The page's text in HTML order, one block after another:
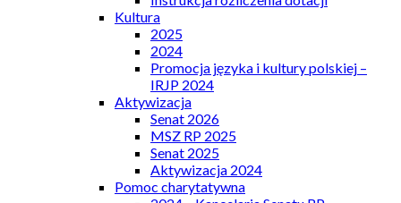
Kultura
2025
2024
Promocja języka i kultury polskiej –
IRJP 2024
Aktywizacja
Senat 2026
MSZ RP 2025
Senat 2025
Aktywizacja 2024
Pomoc charytatywna